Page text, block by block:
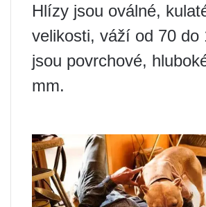
Hlízy jsou oválné,
velikosti, váží od 70 do
jsou povrchové,
mm.